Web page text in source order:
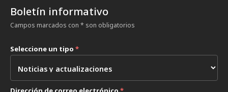
Boletín informativo
Campos marcados con * son obligatorios
Seleccione un tipo *